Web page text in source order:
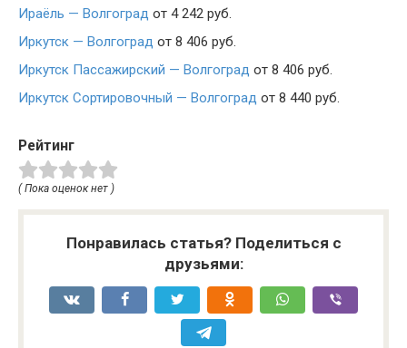
Ираёль — Волгоград от 4 242 руб.
Иркутск — Волгоград от 8 406 руб.
Иркутск Пассажирский — Волгоград от 8 406 руб.
Иркутск Сортировочный — Волгоград от 8 440 руб.
Рейтинг
( Пока оценок нет )
Понравилась статья? Поделиться с
друзьями: